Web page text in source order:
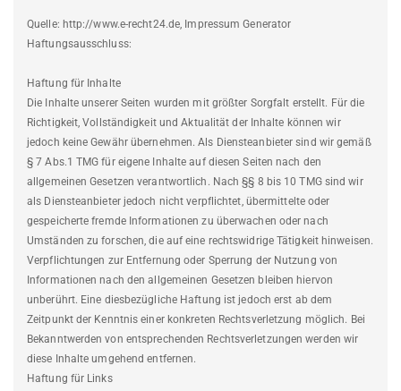
Quelle: http://www.e-recht24.de, Impressum Generator
Haftungsausschluss:
Haftung für Inhalte
Die Inhalte unserer Seiten wurden mit größter Sorgfalt erstellt. Für die
Richtigkeit, Vollständigkeit und Aktualität der Inhalte können wir
jedoch keine Gewähr übernehmen. Als Diensteanbieter sind wir gemäß
§ 7 Abs.1 TMG für eigene Inhalte auf diesen Seiten nach den
allgemeinen Gesetzen verantwortlich. Nach §§ 8 bis 10 TMG sind wir
als Diensteanbieter jedoch nicht verpflichtet, übermittelte oder
gespeicherte fremde Informationen zu überwachen oder nach
Umständen zu forschen, die auf eine rechtswidrige Tätigkeit hinweisen.
Verpflichtungen zur Entfernung oder Sperrung der Nutzung von
Informationen nach den allgemeinen Gesetzen bleiben hiervon
unberührt. Eine diesbezügliche Haftung ist jedoch erst ab dem
Zeitpunkt der Kenntnis einer konkreten Rechtsverletzung möglich. Bei
Bekanntwerden von entsprechenden Rechtsverletzungen werden wir
diese Inhalte umgehend entfernen.
Haftung für Links